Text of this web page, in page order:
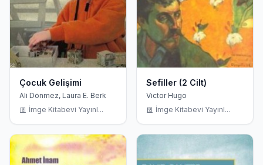
Çocuk Gelişimi
Ali Dönmez, Laura E. Berk
İmge Kitabevi Yayınl...
Sefiller (2 Cilt)
Victor Hugo
İmge Kitabevi Yayınl...